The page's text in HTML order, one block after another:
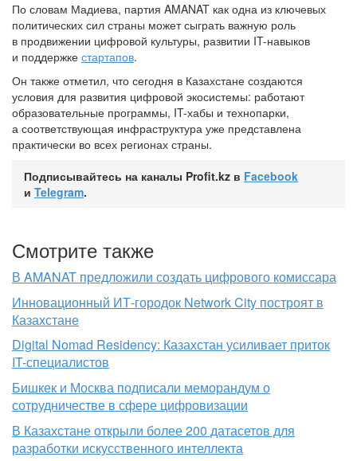
По словам Мадиева, партия AMANAT как одна из ключевых
политических сил страны может сыграть важную роль
в продвижении цифровой культуры, развитии IT-навыков
и поддержке стартапов.
Он также отметил, что сегодня в Казахстане создаются
условия для развития цифровой экосистемы: работают
образовательные программы, IT-хабы и технопарки,
а соответствующая инфраструктура уже представлена
практически во всех регионах страны.
Подписывайтесь на каналы Profit.kz в Facebook
и Telegram.
Смотрите также
В AMANAT предложили создать цифрового комиссара
Инновационный ИТ-городок Network City построят в
Казахстане
Digital Nomad Residency: Казахстан усиливает приток
IT-специалистов
Бишкек и Москва подписали меморандум о
сотрудничестве в сфере цифровизации
В Казахстане открыли более 200 датасетов для
разработки искусственного интеллекта